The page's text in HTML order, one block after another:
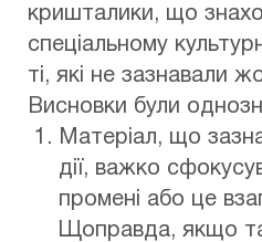
кришталики, що
спеціальному
ті, які не зазнавали
Висновки були
Матеріал, що
дії, важко
промені або це
Щоправда, якщо